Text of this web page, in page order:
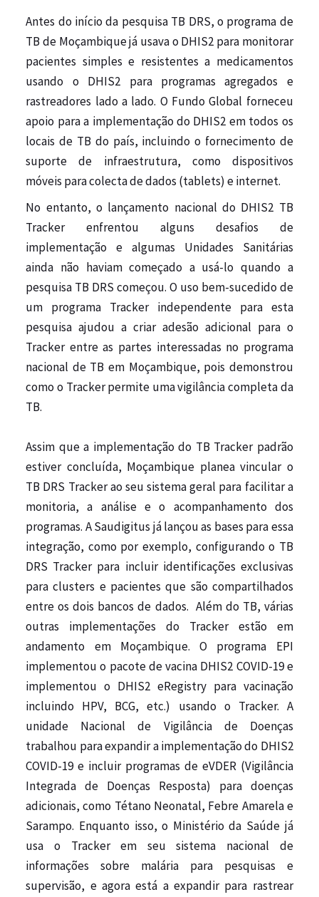
Antes do início da pesquisa TB DRS, o programa de
TB de Moçambique já usava o DHIS2 para monitorar
pacientes simples e resistentes a medicamentos
usando o DHIS2 para programas agregados e
rastreadores lado a lado. O Fundo Global forneceu
apoio para a implementação do DHIS2 em todos os
locais de TB do país, incluindo o fornecimento de
suporte de infraestrutura, como dispositivos
móveis para colecta de dados (tablets) e internet.
No entanto, o lançamento nacional do DHIS2 TB
Tracker enfrentou alguns desafios de
implementação e algumas Unidades Sanitárias
ainda não haviam começado a usá-lo quando a
pesquisa TB DRS começou. O uso bem-sucedido de
um programa Tracker independente para esta
pesquisa ajudou a criar adesão adicional para o
Tracker entre as partes interessadas no programa
nacional de TB em Moçambique, pois demonstrou
como o Tracker permite uma vigilância completa da
TB.
Assim que a implementação do TB Tracker padrão
estiver concluída, Moçambique planea vincular o
TB DRS Tracker ao seu sistema geral para facilitar a
monitoria, a análise e o acompanhamento dos
programas. A Saudigitus já lançou as bases para essa
integração, como por exemplo, configurando o TB
DRS Tracker para incluir identificações exclusivas
para clusters e pacientes que são compartilhados
entre os dois bancos de dados. Além do TB, várias
outras implementações do Tracker estão em
andamento em Moçambique. O programa EPI
implementou o pacote de vacina DHIS2 COVID-19 e
implementou o DHIS2 eRegistry para vacinação
incluindo HPV, BCG, etc.) usando o Tracker. A
unidade Nacional de Vigilância de Doenças
trabalhou para expandir a implementação do DHIS2
COVID-19 e incluir programas de eVDER (Vigilância
Integrada de Doenças Resposta) para doenças
adicionais, como Tétano Neonatal, Febre Amarela e
Sarampo. Enquanto isso, o Ministério da Saúde já
usa o Tracker em seu sistema nacional de
informações sobre malária para pesquisas e
supervisão, e agora está a expandir para rastrear